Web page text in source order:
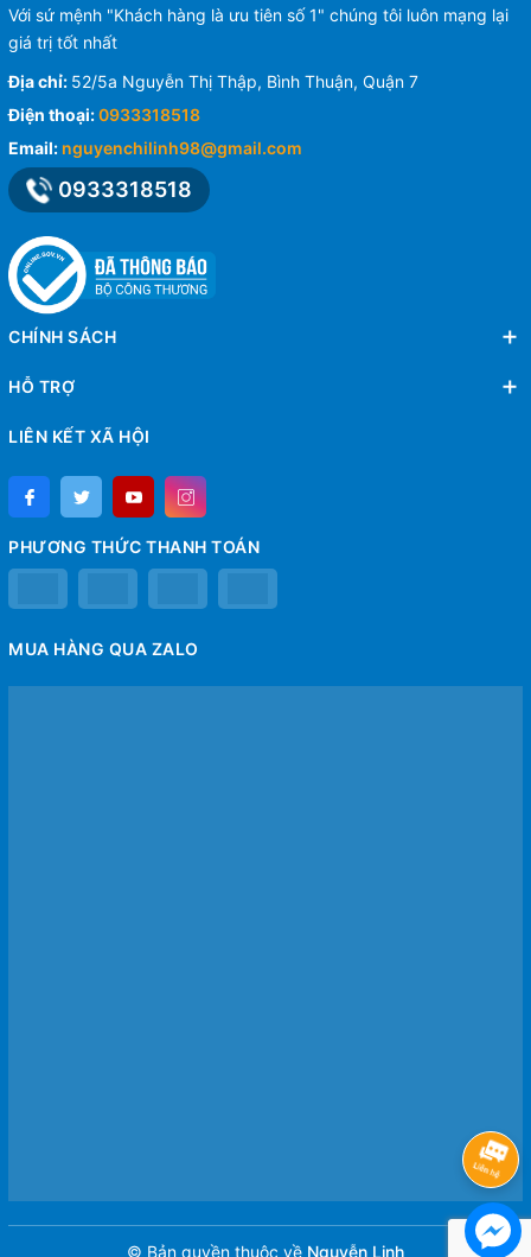
Với sứ mệnh "Khách hàng là ưu tiên số 1" chúng tôi luôn mạng lại
giá trị tốt nhất
Địa chỉ: 52/5a Nguyễn Thị Thập, Bình Thuận, Quận 7
Điện thoại:0933318518
Email: nguyenchilinh98@gmail.com
0933318518
CHÍNH SÁCH
HỖ TRỢ
LIÊN KẾT XÃ HỘI
PHƯƠNG THỨC THANH TOÁN
MUA HÀNG QUA ZALO
© Bản quyền thuộc về Nguyễn Linh